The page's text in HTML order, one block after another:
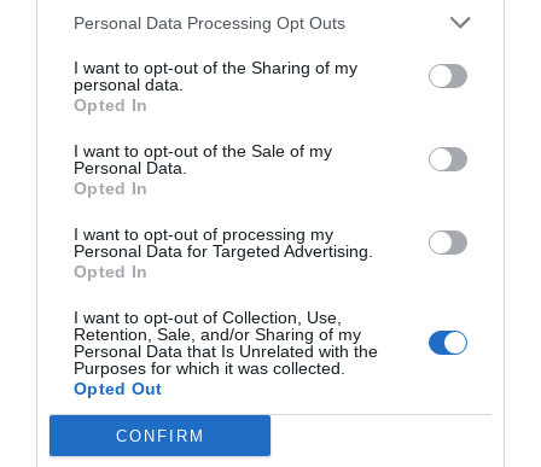
Personal Data Processing Opt Outs
I want to opt-out of the Sharing of my
personal data.
Opted In
I want to opt-out of the Sale of my
Personal Data.
Opted In
I want to opt-out of processing my
Personal Data for Targeted Advertising.
Opted In
I want to opt-out of Collection, Use,
Retention, Sale, and/or Sharing of my
Personal Data that Is Unrelated with the
Purposes for which it was collected.
Opted Out
CONFIRM
Artículos anteriores
DIARIO DE LA CORRUPCIÓN SANCHISTA
Diario de la corrupción sanchista. Bolaños
se reunió en el año 2025 hasta seis veces
con Zapatero, mientras se desarrollaba la
investigación judicial sobre la aerolínea
Plus Ultra
por Redacción
Artículos anteriores
Opinión